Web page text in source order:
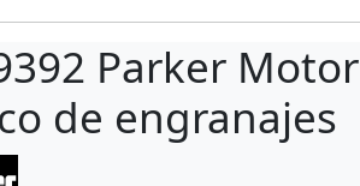
Parker Motor
de engranajes